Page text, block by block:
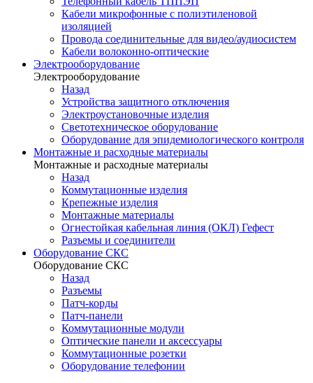
Кабели микрофонные с полиэтиленовой
изоляцией
Провода соединительные для видео/аудиосистем
Кабели волоконно-оптические
Электрооборудование
Электрооборудование
Назад
Устройства защитного отключения
Электроустановочные изделия
Светотехническое оборудование
Оборудование для эпидемиологического контроля
Монтажные и расходные материалы
Монтажные и расходные материалы
Назад
Коммутационные изделия
Крепежные изделия
Монтажные материалы
Огнестойкая кабельная линия (ОКЛ) Гефест
Разъемы и соединители
Оборудование СКС
Оборудование СКС
Назад
Разъемы
Патч-корды
Патч-панели
Коммутационные модули
Оптические панели и аксессуары
Коммутационные розетки
Оборудование телефонии